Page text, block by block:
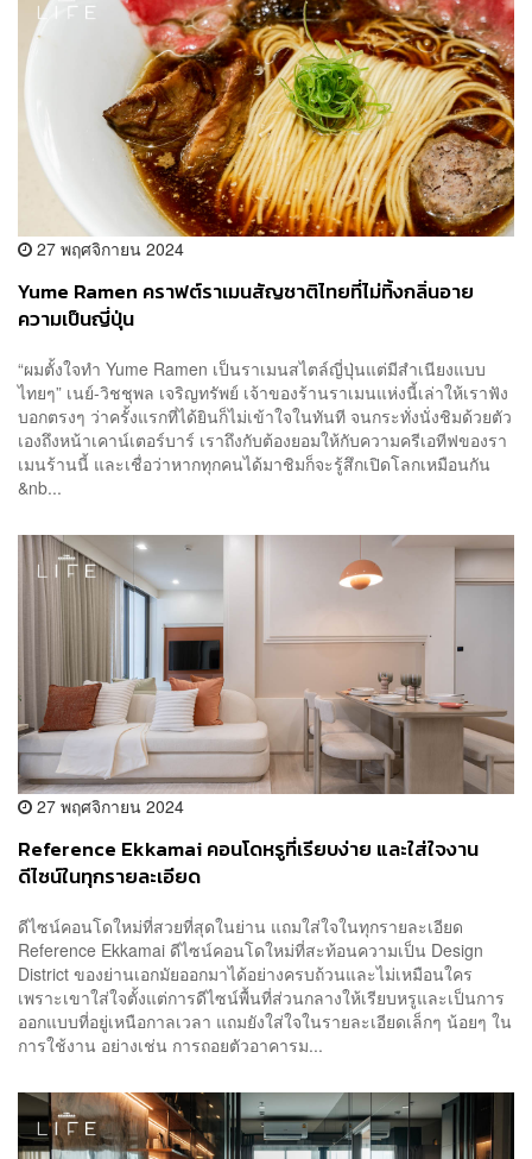
27 พฤศจิกายน 2024
Yume Ramen คราฟต์ราเมนสัญชาติไทยที่ไม่ทิ้งกลิ่นอาย
ความเป็นญี่ปุ่น
“ผมตั้งใจทำ Yume Ramen เป็นราเมนสไตล์ญี่ปุ่นแต่มีสำเนียงแบบ
ไทยๆ” เนย์-วิชชุพล เจริญทรัพย์ เจ้าของร้านราเมนแห่งนี้เล่าให้เราฟัง
บอกตรงๆ ว่าครั้งแรกที่ได้ยินก็ไม่เข้าใจในทันที จนกระทั่งนั่งชิมด้วยตัว
เองถึงหน้าเคาน์เตอร์บาร์ เราถึงกับต้องยอมให้กับความครีเอทีฟของรา
เมนร้านนี้ และเชื่อว่าหากทุกคนได้มาชิมก็จะรู้สึกเปิดโลกเหมือนกัน
&nb...
27 พฤศจิกายน 2024
Reference Ekkamai คอนโดหรูที่เรียบง่าย และใส่ใจงาน
ดีไซน์ในทุกรายละเอียด
ดีไซน์คอนโดใหม่ที่สวยที่สุดในย่าน แถมใส่ใจในทุกรายละเอียด
Reference Ekkamai ดีไซน์คอนโดใหม่ที่สะท้อนความเป็น Design
District ของย่านเอกมัยออกมาได้อย่างครบถ้วนและไม่เหมือนใคร
เพราะเขาใส่ใจตั้งแต่การดีไซน์พื้นที่ส่วนกลางให้เรียบหรูและเป็นการ
ออกแบบที่อยู่เหนือกาลเวลา แถมยังใส่ใจในรายละเอียดเล็กๆ น้อยๆ ใน
การใช้งาน อย่างเช่น การถอยตัวอาคารม...